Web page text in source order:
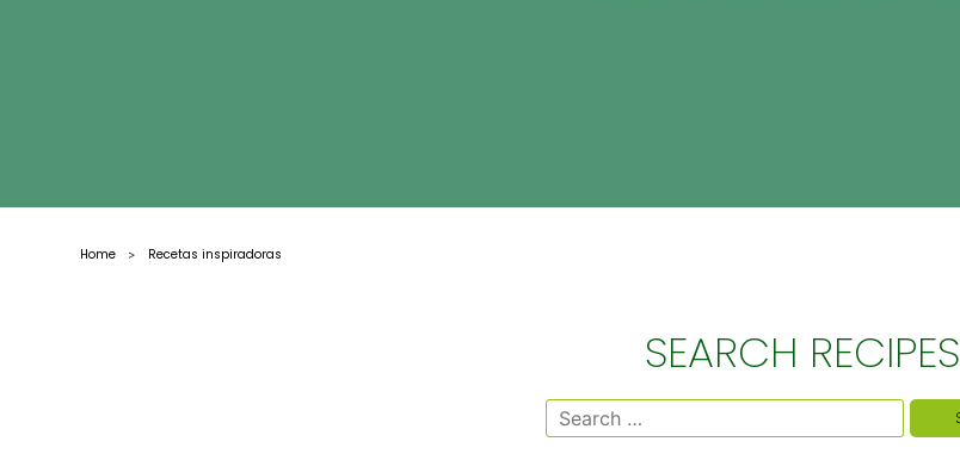
Home > Recetas inspiradoras
SEARCH RECIPES
Search
for: